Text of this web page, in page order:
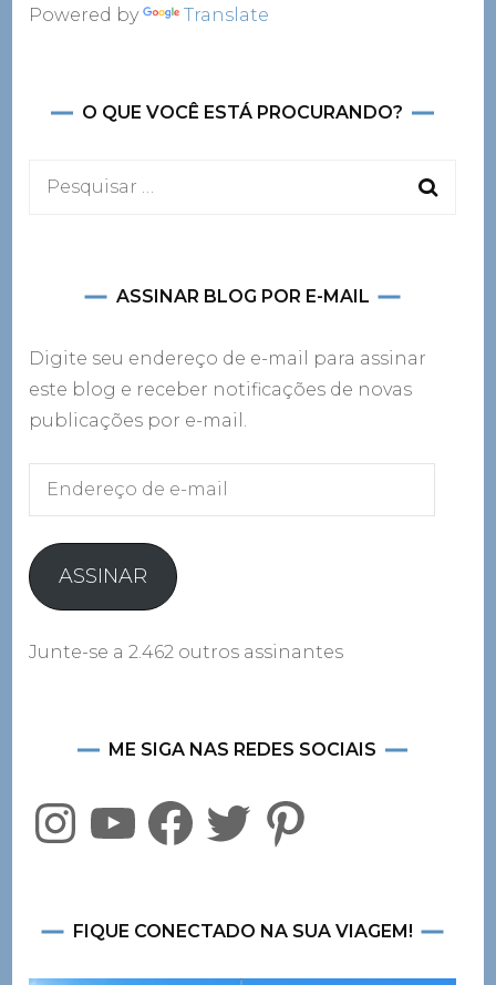
Powered by Translate
O QUE VOCÊ ESTÁ PROCURANDO?
Pesquisar
ASSINAR BLOG POR E-MAIL
Digite seu endereço de e-mail para assinar
este blog e receber notificações de novas
publicações por e-mail.
Endereço
mailASSINAR
Junte-se a 2.462 outros assinantes
ME SIGA NAS REDES SOCIAIS
InstagramYouTubeFacebookTwitter Pinterest
FIQUE CONECTADO NA SUA VIAGEM!